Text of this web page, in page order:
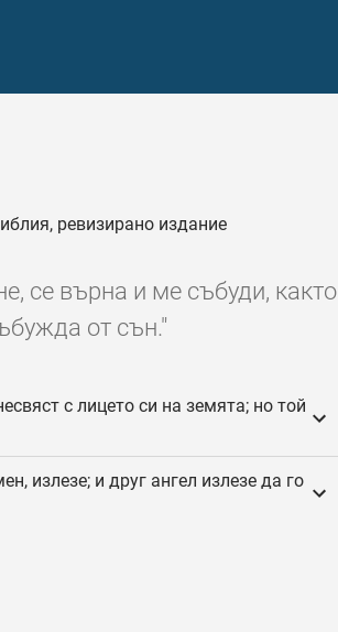
ревизирано издание
се върна и ме събуди, както
от сън."
с лицето си на земята; но той
излезе; и друг ангел излезе да го